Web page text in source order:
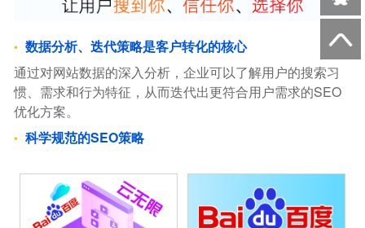
数据分析、迭代策略是客户转化的核心
通过对网站数据的深入分析，企业可以了解用户的搜索习
惯、需求和行为特征，从而迭代出更符合用户需求的SEO
优化方案。
科学规范的SEO策略